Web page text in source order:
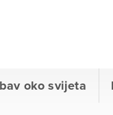
oko svijeta